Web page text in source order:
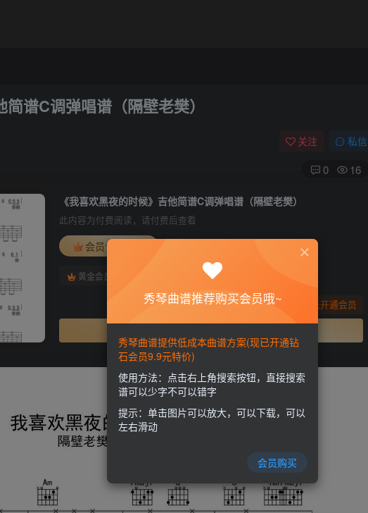
谱C调弹唱谱（隔壁老樊）
关注 私信
0 16
《我喜欢黑夜的时候》吉他简谱C调弹唱谱（隔壁老樊）
此内容为付费阅读，请付费后查看
会员专属资源
黄金会员 免费
您暂无购买权限，请先开通会员
秀琴曲谱推荐购买会员哦~
秀琴曲谱提供低成本曲谱方案(现已开通钻
石会员9.9元特价)
使用方法：点击右上角搜索按钮，直接搜索
谱可以少字不可以错字
提示：单击图片可以放大，可以下载，可以
左右滑动
会员购买